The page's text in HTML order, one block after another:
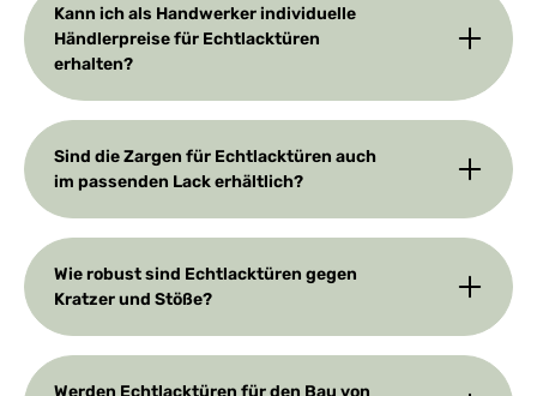
Kann ich als Handwerker individuelle
Händlerpreise für Echtlacktüren
erhalten?
Sind die Zargen für Echtlacktüren auch
im passenden Lack erhältlich?
Wie robust sind Echtlacktüren gegen
Kratzer und Stöße?
Werden Echtlacktüren für den Bau von